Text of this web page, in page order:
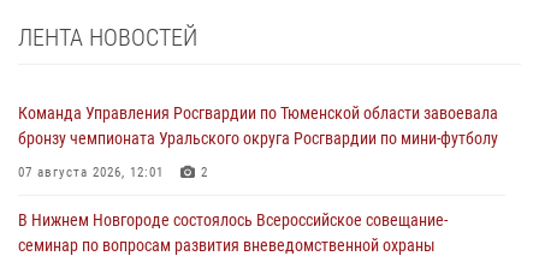
ЛЕНТА НОВОСТЕЙ
Команда Управления Росгвардии по Тюменской области завоевала
бронзу чемпионата Уральского округа Росгвардии по мини-футболу
07 августа 2026, 12:01 2
В Нижнем Новгороде состоялось Всероссийское совещание-
семинар по вопросам развития вневедомственной охраны